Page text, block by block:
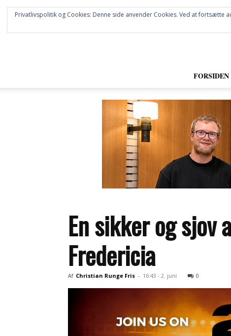
FORSIDEN
En sikker og sjov
Fredericia
Af Christian Runge Fris - 16:43 - 2. juni 0
Privatlivspolitik og Cookies: Denne side anvender Cookies. Ved at fortsætte